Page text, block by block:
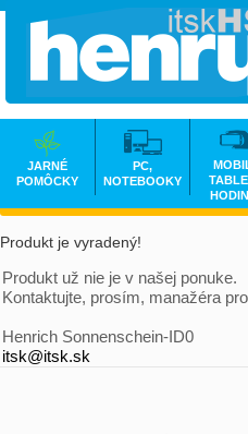
Produkt je vyradený!
Produkt už nie je v našej ponuke.
Kontaktujte, prosím, manažéra
Henrich Sonnenschein-ID0
itsk@itsk.sk
JARNÉ
POMÔCKY
PC,
NOTEBOOKY